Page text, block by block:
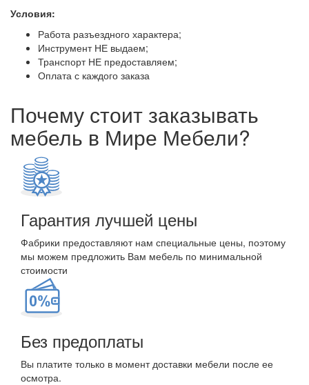
Условия:
Работа разъездного характера;
Инструмент НЕ выдаем;
Транспорт НЕ предоставляем;
Оплата с каждого заказа
Почему стоит заказывать
мебель в Мире Мебели?
Гарантия лучшей цены
Фабрики предоставляют нам специальные цены, поэтому
мы можем предложить Вам мебель по минимальной
стоимости
Без предоплаты
Вы платите только в момент доставки мебели после ее
осмотра.